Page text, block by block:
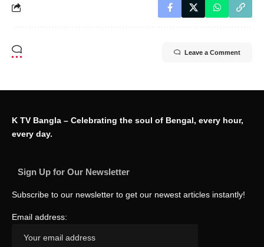
Leave a Comment
K TV Bangla – Celebrating the soul of Bengal, every hour,
every day.
Sign Up for Our Newsletter
Subscribe to our newsletter to get our newest articles instantly!
Email address: